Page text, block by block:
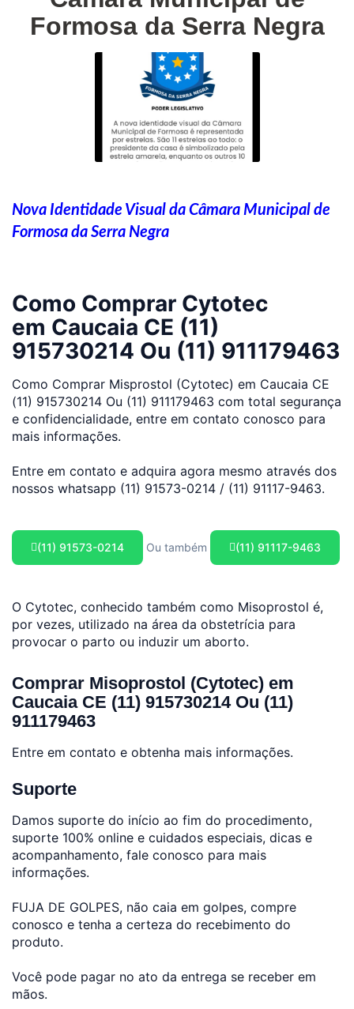
Formosa da Serra Negra
Nova Identidade Visual da Câmara Municipal de
Formosa da Serra Negra
Como Comprar Cytotec
em Caucaia CE (11)
915730214 Ou (11) 911179463
Como Comprar Misprostol (Cytotec) em Caucaia CE
(11) 915730214 Ou (11) 911179463 com total segurança
e confidencialidade, entre em contato conosco para
mais informações.
Entre em contato e adquira agora mesmo através dos
nossos whatsapp (11) 91573-0214 / (11) 91117-9463.
(11) 91573-0214 Ou também (11) 91117-9463
O Cytotec, conhecido também como Misoprostol é,
por vezes, utilizado na área da obstetrícia para
provocar o parto ou induzir um aborto.
Comprar Misoprostol (Cytotec) em
Caucaia CE (11) 915730214 Ou (11)
911179463
Entre em contato e obtenha mais informações.
Suporte
Damos suporte do início ao fim do procedimento,
suporte 100% online e cuidados especiais, dicas e
acompanhamento, fale conosco para mais
informações.
FUJA DE GOLPES, não caia em golpes, compre
conosco e tenha a certeza do recebimento do
produto.
Você pode pagar no ato da entrega se receber em
mãos.